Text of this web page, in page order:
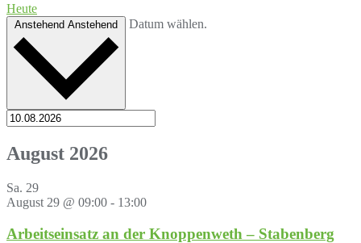
Heute
Anstehend Anstehend Datum wählen.
August 2026
Sa. 29
August 29 @ 09:00 - 13:00
Arbeitseinsatz an der Knoppenweth – Stabenberg